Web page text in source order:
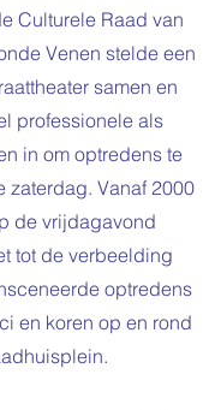
Culturele Raad van
Venen stelde een
samen en
professionele als
in om optredens te
zaterdag. Vanaf 2000
de vrijdagavond
tot de verbeelding
optredens
en koren op en rond